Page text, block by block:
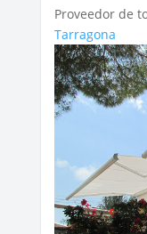
Proveedor de
Tarragona